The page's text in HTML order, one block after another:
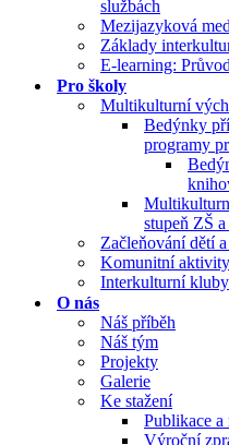
službách
Mezijazyková
Základy
E-learning:
Pro školy
Multikulturní
Bedýnky
programy
stupeň ZŠ a
Začleňování dětí
Komunitní aktivity
Interkulturní
O nás
Náš příběh
Náš tým
Projekty
Galerie
Ke stažení
Publikace a
Výroční